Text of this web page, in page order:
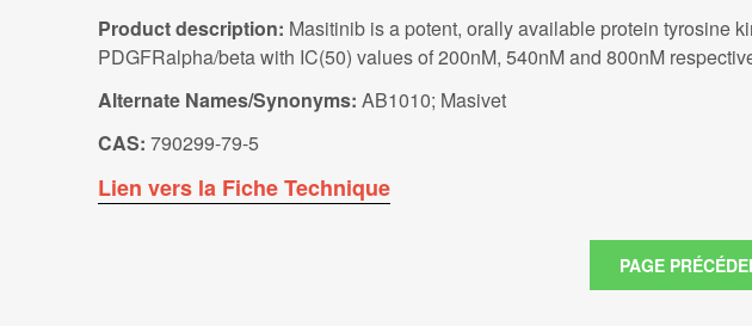
Product description: Masitinib is a potent, orally available protein tyrosine
PDGFRalpha/beta with IC(50) values of 200nM, 540nM and 800nM
Alternate Names/Synonyms: AB1010; Masivet
CAS: 790299-79-5
Lien vers la Fiche Technique